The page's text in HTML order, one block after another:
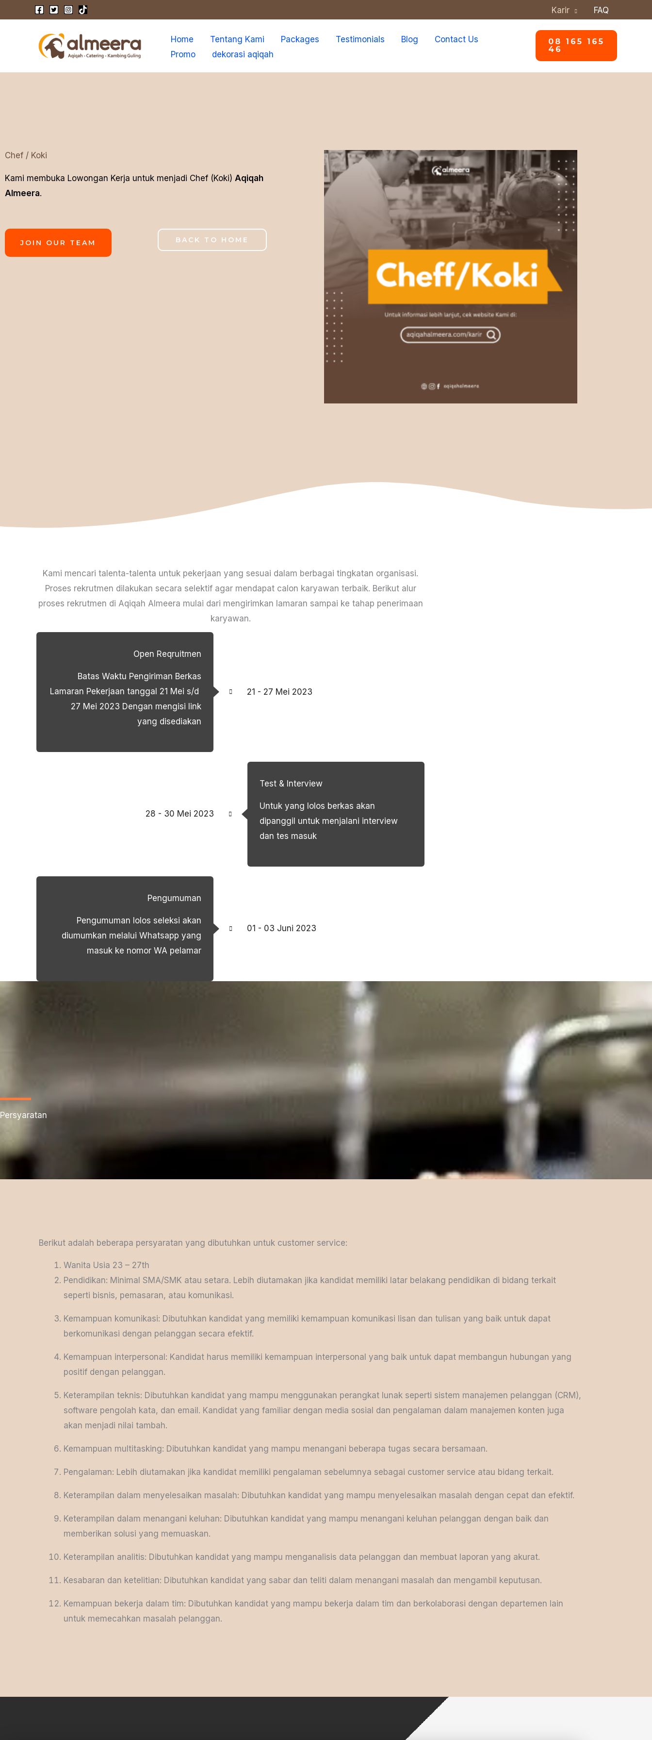
to
Karir FAQ
Home Tentang Kami Packages Testimonials Blog
Contact Us
Promo
dekorasi aqiqah
08 165 165
46
Chef / Koki
Kami membuka Lowongan Kerja untuk menjadi Chef (Koki) Aqiqah
Almeera.
JOIN OUR TEAM BACK TO HOME
Kami mencari talenta-talenta untuk pekerjaan yang sesuai dalam berbagai tingkatan organisasi.
Proses rekrutmen dilakukan secara selektif agar mendapat calon karyawan terbaik. Berikut alur
proses rekrutmen di Aqiqah Almeera mulai dari mengirimkan lamaran sampai ke tahap penerimaan
karyawan.
Open Reqruitmen
Batas Waktu Pengiriman Berkas
Lamaran Pekerjaan tanggal 21 Mei s/d
27 Mei 2023 Dengan mengisi link
yang disediakan
21 - 27 Mei 2023
Test & Interview
Untuk yang lolos berkas akan
dipanggil untuk menjalani interview
dan tes masuk
28 - 30 Mei 2023
Pengumuman
Pengumuman lolos seleksi akan
diumumkan melalui Whatsapp yang
masuk ke nomor WA pelamar
01 - 03 Juni 2023
Persyaratan
Berikut adalah beberapa persyaratan yang dibutuhkan untuk customer service:
Wanita Usia 23 – 27th
Pendidikan: Minimal SMA/SMK atau setara. Lebih diutamakan jika kandidat memiliki latar belakang pendidikan di bidang terkait
seperti bisnis, pemasaran, atau komunikasi.
Kemampuan komunikasi: Dibutuhkan kandidat yang memiliki kemampuan komunikasi lisan dan tulisan yang baik untuk dapat
berkomunikasi dengan pelanggan secara efektif.
Kemampuan interpersonal: Kandidat harus memiliki kemampuan interpersonal yang baik untuk dapat membangun hubungan yang
positif dengan pelanggan.
Keterampilan teknis: Dibutuhkan kandidat yang mampu menggunakan perangkat lunak seperti sistem manajemen pelanggan (CRM),
software pengolah kata, dan email. Kandidat yang familiar dengan media sosial dan pengalaman dalam manajemen konten juga
akan menjadi nilai tambah.
Kemampuan multitasking: Dibutuhkan kandidat yang mampu menangani beberapa tugas secara bersamaan.
Pengalaman: Lebih diutamakan jika kandidat memiliki pengalaman sebelumnya sebagai customer service atau bidang terkait.
Keterampilan dalam menyelesaikan masalah: Dibutuhkan kandidat yang mampu menyelesaikan masalah dengan cepat dan efektif.
Keterampilan dalam menangani keluhan: Dibutuhkan kandidat yang mampu menangani keluhan pelanggan dengan baik dan
memberikan solusi yang memuaskan.
Keterampilan analitis: Dibutuhkan kandidat yang mampu menganalisis data pelanggan dan membuat laporan yang akurat.
Kesabaran dan ketelitian: Dibutuhkan kandidat yang sabar dan teliti dalam menangani masalah dan mengambil keputusan.
Kemampuan bekerja dalam tim: Dibutuhkan kandidat yang mampu bekerja dalam tim dan berkolaborasi dengan departemen lain
untuk memecahkan masalah pelanggan.